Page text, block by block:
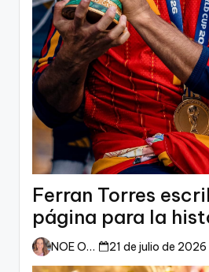
Ferran Torres
página para la
España
NOE ORTIZ 21 de julio de 2026